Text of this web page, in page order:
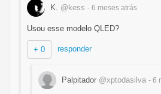
K. @kess - 6 meses atrás
Usou esse modelo QLED?
+ 0 responder
Palpitador @xptodasilva - 6